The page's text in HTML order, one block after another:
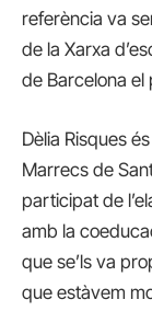
referència va
de la Xarxa
de Barcelona el
Dèlia Risques
Marrecs de
participat de
amb la
que se’ls va
que estàvem